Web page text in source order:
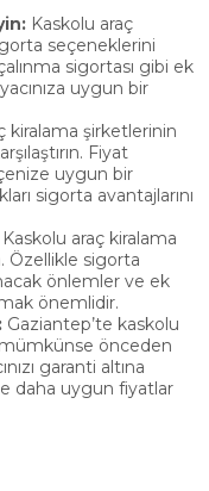
BLOG
BİZE
ULAŞIN
Kaskolu araç
seçeneklerini
sigortası gibi ek
uygun bir
kiralama şirketlerinin
Fiyat
uygun bir
sigorta avantajlarını
Kaskolu araç kiralama
Özellikle sigorta
önlemler ve ek
önemlidir.
Gaziantep’te kaskolu
mümkünse önceden
garanti altına
daha uygun fiyatlar